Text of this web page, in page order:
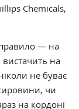
Chemicals,
— на
на
не буває
чи
на кордоні